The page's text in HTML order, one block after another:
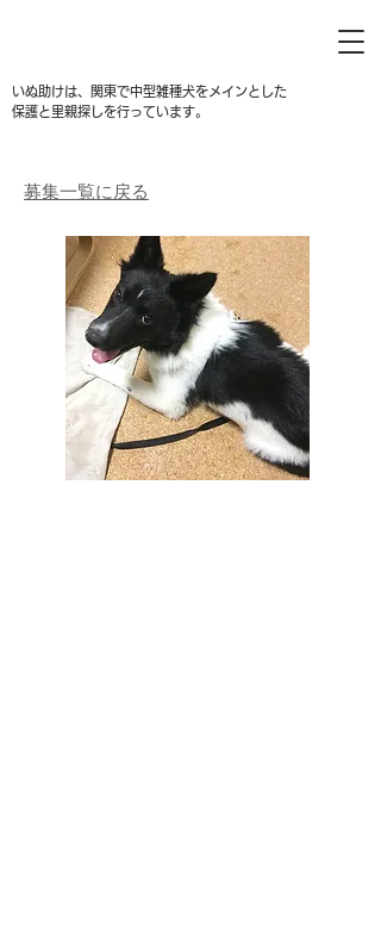
いぬ助けは、関東で中型雑種犬をメインとした
保護と里親探しを行っています。
募集一覧に戻る